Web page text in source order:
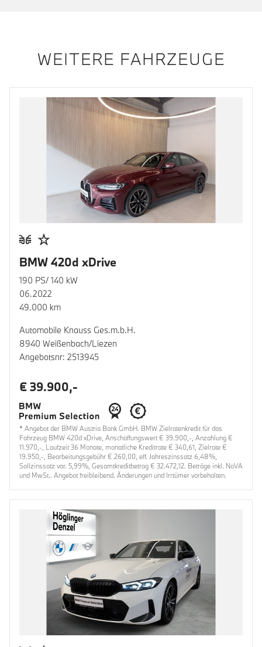
WEITERE FAHRZEUGE
BMW 420d xDrive
190 PS/ 140 kW
06.2022
49.000 km
Automobile Knauss Ges.m.b.H.
8940 Weißenbach/Liezen
Angebotsnr: 2513945
€ 39.900,-
* Angebot der BMW Austria Bank GmbH. BMW Zielratenkredit für das
Fahrzeug BMW 420d xDrive, Anschaffungswert € 39.900,-, Anzahlung €
11.970,-, Laufzeit 36 Monate, monatliche Kreditrate € 340,61, Zielrate €
19.950,-, Bearbeitungsgebühr € 260,00, eff. Jahreszinssatz 6,48%,
Sollzinssatz var. 5,99%, Gesamtkreditbetrag € 32.472,12. Beträge inkl. NoVA
und MwSt.. Angebot freibleibend. Änderungen und Irrtümer vorbehalten.